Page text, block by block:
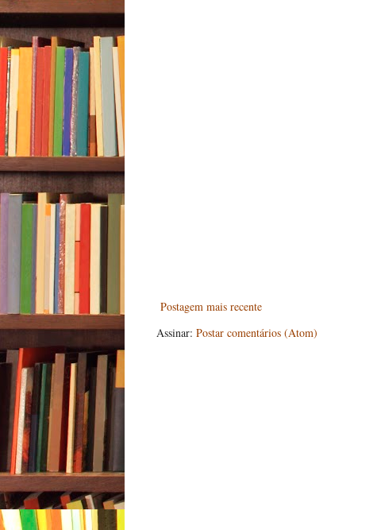
Postagem mais recente
Assinar: Postar comentários (Atom)